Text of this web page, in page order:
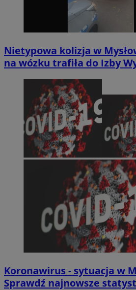
Nietypowa kolizja w
na wózku trafiła do Izby
Koronawirus - sytuacja w
Sprawdź najnowsze